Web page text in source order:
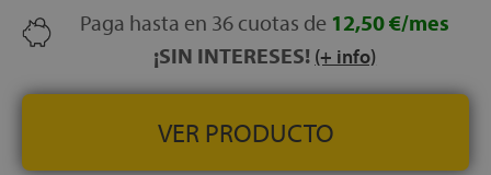
Paga hasta en 36 cuotas de 12,50 €/mes
¡SIN INTERESES! (+ info)
VER PRODUCTO